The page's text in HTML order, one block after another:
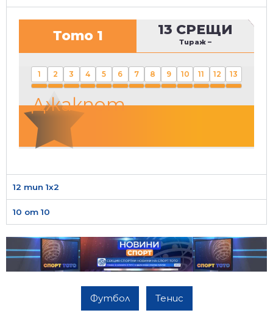
Тото 1 13 СРЕЩИ
Тираж –
1 2 3 4 5 6 7 8 9 10 11 12 13
Джакпот
12 тип 1х2
10 от 10
Футбол Тенис